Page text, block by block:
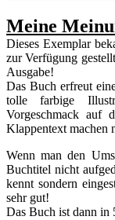
Meine
Dieses Exemplar
zur Verfügung
Ausgabe!
Das Buch erfreut
tolle farbige
Vorgeschmack auf
Klappentext machen
Wenn man den
Buchtitel nicht
kennt sondern
sehr gut!
Das Buch ist dann in